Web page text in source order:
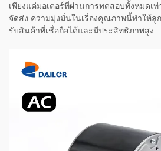
เพียงแค่มอเตอร์ที่ผ่านการทดสอบทั้งหมดเ
จัดส่ง ความมุ่งมั่นในเรื่องคุณภาพนี้ทำให้ลู
รับสินค้าที่เชื่อถือได้และมีประสิทธิภาพสูง